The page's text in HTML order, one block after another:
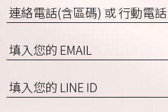
連
絡
電
話
區
碼)
EMAIL
填
入